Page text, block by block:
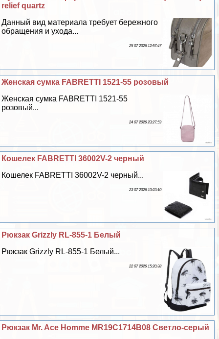
relief quartz
Данный вид материала требует бережного
обращения и ухода...
25 07 2026 12:57:47
Женская сумка FABRETTI 1521-55 розовый
Женская сумка FABRETTI 1521-55
розовый...
24 07 2026 23:27:59
Кошелек FABRETTI 36002V-2 черный
Кошелек FABRETTI 36002V-2 черный...
23 07 2026 10:23:10
Рюкзак Grizzly RL-855-1 Белый
Рюкзак Grizzly RL-855-1 Белый...
22 07 2026 15:20:38
Рюкзак Mr. Ace Homme MR19C1714B08 Светло-серый